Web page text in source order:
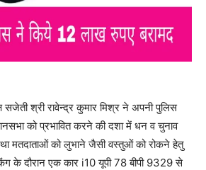
सजेती श्री रावेन्द्र कुमार मिश्र ने अपनी पुलिस
को प्रभावित करने की दशा में धन व चुनाव
मतदाताओं को लुभाने जैसी वस्तुओं को रोकने हेतु
के दौरान एक कार i10 यूपी 78 बीपी 9329 से